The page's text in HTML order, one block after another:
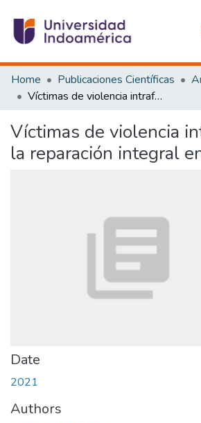
Communities & Collections
All of DSpace
Estadísticas Externas
Home Publicaciones Científicas
Víctimas de violencia intrafamiliar y la reparación integral en el Ecuador
Víctimas de violencia
la reparación integral
Date
2021
Authors